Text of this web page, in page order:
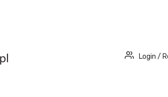
Login /